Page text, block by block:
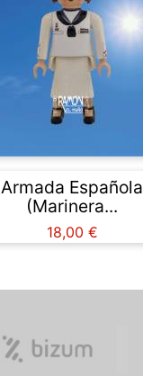
Armada Española
(Marinera...
Precio
18,00 €